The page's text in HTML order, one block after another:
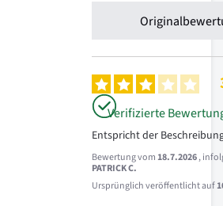
Verifizierte
Entspricht der
Bewertung vom18.7.2026,
PATRICK C.
Ursprünglich veröffentlicht auf